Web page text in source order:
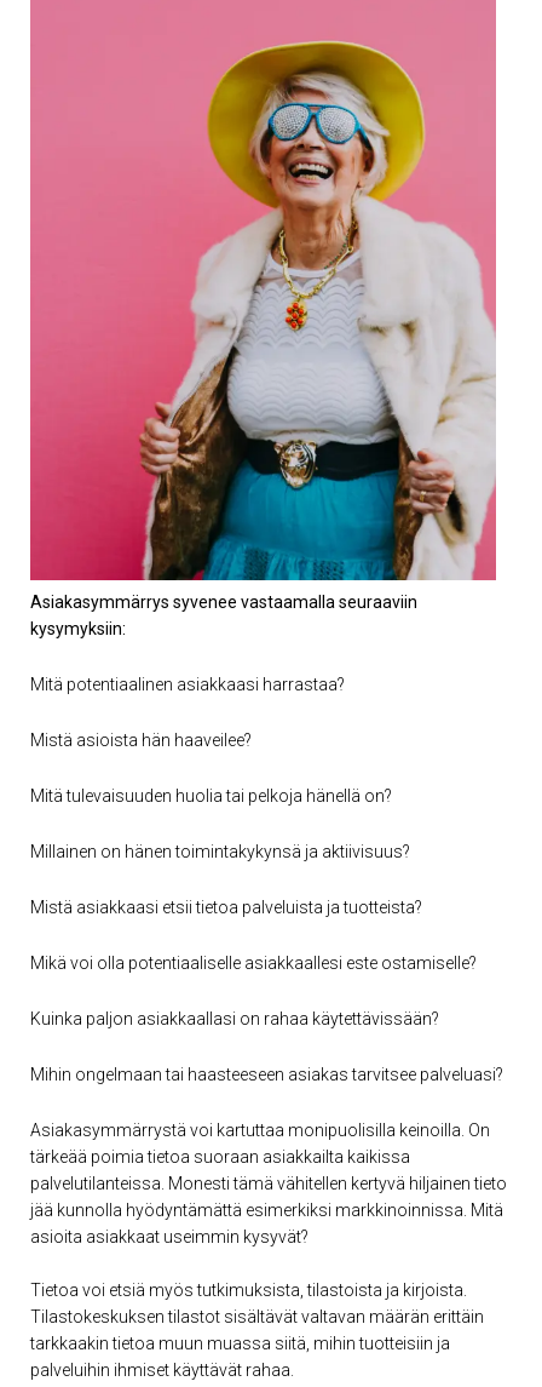
Asiakasymmärrys syvenee vastaamalla seuraaviin
kysymyksiin:
Mitä potentiaalinen asiakkaasi harrastaa?
Mistä asioista hän haaveilee?
Mitä tulevaisuuden huolia tai pelkoja hänellä on?
Millainen on hänen toimintakykynsä ja aktiivisuus?
Mistä asiakkaasi etsii tietoa palveluista ja tuotteista?
Mikä voi olla potentiaaliselle asiakkaallesi este ostamiselle?
Kuinka paljon asiakkaallasi on rahaa käytettävissään?
Mihin ongelmaan tai haasteeseen asiakas tarvitsee palveluasi?
Asiakasymmärrystä voi kartuttaa monipuolisilla keinoilla. On
tärkeää poimia tietoa suoraan asiakkailta kaikissa
palvelutilanteissa. Monesti tämä vähitellen kertyvä hiljainen tieto
jää kunnolla hyödyntämättä esimerkiksi markkinoinnissa. Mitä
asioita asiakkaat useimmin kysyvät?
Tietoa voi etsiä myös tutkimuksista, tilastoista ja kirjoista.
Tilastokeskuksen tilastot sisältävät valtavan määrän erittäin
tarkkaakin tietoa muun muassa siitä, mihin tuotteisiin ja
palveluihin ihmiset käyttävät rahaa.